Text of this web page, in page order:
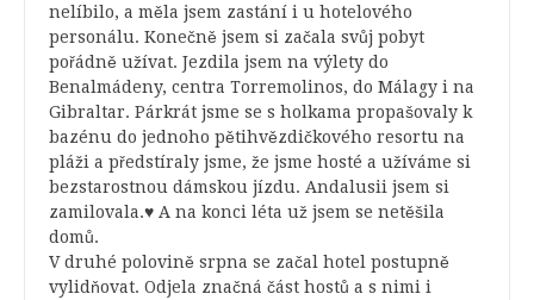
nelíbilo, a měla jsem zastání i u hotelového
personálu. Konečně jsem si začala svůj pobyt
pořádně užívat. Jezdila jsem na výlety do
Benalmádeny, centra Torremolinos, do Málagy i na
Gibraltar. Párkrát jsme se s holkama propašovaly k
bazénu do jednoho pětihvězdičkového resortu na
pláži a předstíraly jsme, že jsme hosté a užíváme si
bezstarostnou dámskou jízdu. Andalusii jsem si
zamilovala.♥ A na konci léta už jsem se netěšila
domů.
V druhé polovině srpna se začal hotel postupně
vylidňovat. Odjela značná část hostů a s nimi i